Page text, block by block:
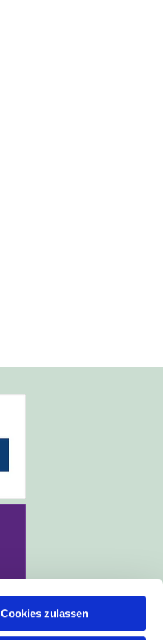
Cookies zulassen